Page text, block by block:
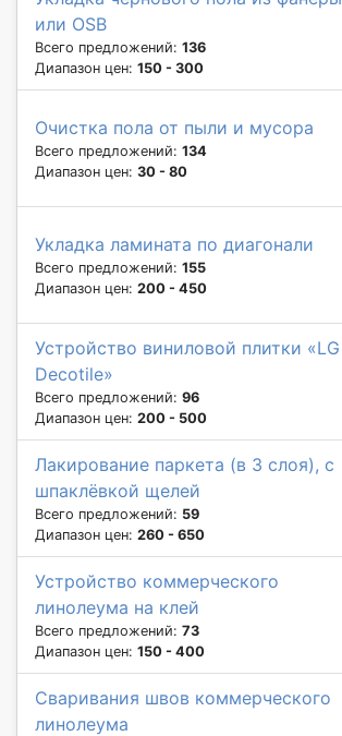
или OSB
Всего предложений: 136
Диапазон цен: 150 - 300
Очистка пола от пыли и мусора
Всего предложений: 134
Диапазон цен: 30 - 80
Укладка ламината по диагонали
Всего предложений: 155
Диапазон цен: 200 - 450
Устройство виниловой плитки «LG
Decotile»
Всего предложений: 96
Диапазон цен: 200 - 500
Лакирование паркета (в 3 слоя), с
шпаклёвкой щелей
Всего предложений: 59
Диапазон цен: 260 - 650
Устройство коммерческого
линолеума на клей
Всего предложений: 73
Диапазон цен: 150 - 400
Сваривания швов коммерческого
линолеума